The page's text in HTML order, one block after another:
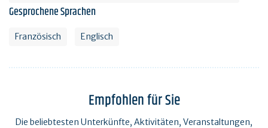
Gesprochene Sprachen
Französisch Englisch
Empfohlen für Sie
Die beliebtesten Unterkünfte, Aktivitäten, Veranstaltungen,